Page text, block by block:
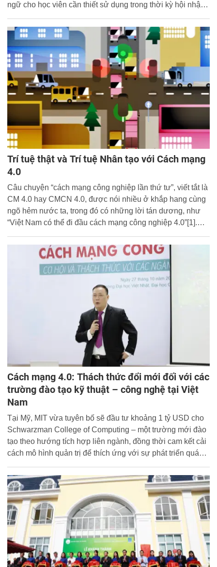
ngữ cho học viên cần thiết sử dụng trong thời kỳ hội nhập.
kiến thức về khoa học kỹ thuật, nâng cao trình độ ngoại
ngữ, nâng cao khả năng giao tiếp bằng ngoại ngữ phục vụ
cho quá trình giảng dạy.
Trí tuệ thật và Trí tuệ Nhân tạo với Cách mạng
4.0
Câu chuyện “cách mạng công nghiệp lần thứ tư”, viết tắt là
CM 4.0 hay CMCN 4.0, được nói nhiều ở khắp hang cùng
ngõ hẻm nước ta, trong đó có những lời tán dương, như
“Việt Nam có thể đi đầu cách mạng công nghiệp 4.0”[1].
Cách mạng 4.0: Thách thức đổi mới đối với các
trường đào tạo kỹ thuật – công nghệ tại Việt
Nam
Tại Mỹ, MIT vừa tuyên bố sẽ đầu tư khoảng 1 tỷ USD cho
Schwarzman College of Computing – một trường mới đào
tạo theo hướng tích hợp liên ngành, đồng thời cam kết cải
cách mô hình quản trị để thích ứng với sự phát triển quá